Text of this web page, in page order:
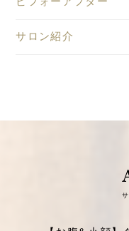
サロン紹介